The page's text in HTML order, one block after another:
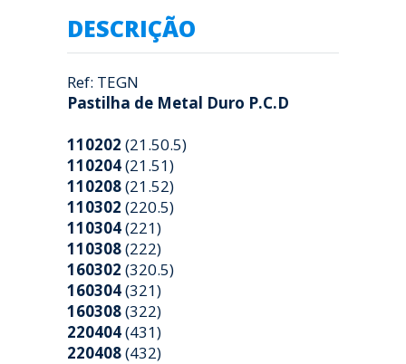
DESCRIÇÃO
Ref: TEGN
Pastilha de Metal Duro P.C.D
110202 (21.50.5)
110204(21.51)
110208(21.52)
110302 (220.5)
110304(221)
110308(222)
160302 (320.5)
160304(321)
160308(322)
220404(431)
220408(432)